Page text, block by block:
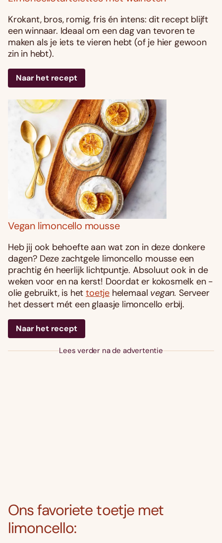
Krokant, bros, romig, fris én intens: dit recept blijft
een winnaar. Ideaal om een dag van tevoren te
maken als je iets te vieren hebt (of je hier gewoon
zin in hebt).
Naar het recept
Vegan limoncello mousse
Heb jij ook behoefte aan wat zon in deze donkere
dagen? Deze zachtgele limoncello mousse een
prachtig én heerlijk lichtpuntje. Absoluut ook in de
weken voor en na kerst! Doordat er kokosmelk en -
olie gebruikt, is hettoetjehelemaal vegan. Serveer
het dessert mét een glaasje limoncello erbĳ.
Naar het recept
Lees verder na de advertentie
Ons favoriete toetje met
limoncello: